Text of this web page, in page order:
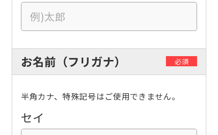
お名前（フリガナ） 必須
半角カナ、特殊記号はご使用できません。
セイ